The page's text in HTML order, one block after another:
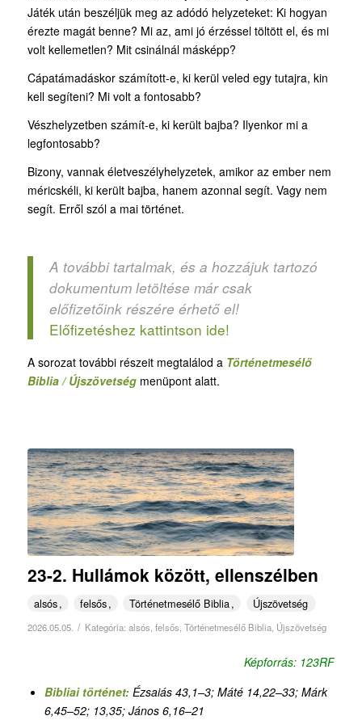
Játék után beszéljük meg az adódó helyzeteket: Ki hogyan
érezte magát benne? Mi az, ami jó érzéssel töltött el, és mi
volt kellemetlen? Mit csinálnál másképp?
Cápatámadáskor számított-e, ki kerül veled egy tutajra, kin
kell segíteni? Mi volt a fontosabb?
Vészhelyzetben számít-e, ki került bajba? Ilyenkor mi a
legfontosabb?
Bizony, vannak életveszélyhelyzetek, amikor az ember nem
méricskéli, ki került bajba, hanem azonnal segít. Vagy nem
segít. Erről szól a mai történet.
A további tartalmak, és a hozzájuk tartozó
dokumentum letöltése már csak
előfizetőink részére érhető el!
Előfizetéshez kattintson ide!
A sorozat további részeit megtalálod a Történetmesélő
Biblia / Újszövetségmenüpont alatt.
23-2. Hullámok között, ellenszélben
alsós felsős Történetmesélő Biblia Újszövetség
2026.05.05. / Kategória: alsós felsős Történetmesélő Biblia, Újszövetség
Képforrás: 123RF
Bibliai történet:Ézsaiás 43,1–3;Máté 14,22–33; Márk
6,45–52; 13,35; János 6,16–21